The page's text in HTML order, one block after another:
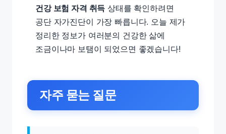
건강 보험 자격 취득 상태를 확인하려면
공단 자가진단이 가장 빠릅니다. 오늘 제가
정리한 정보가 여러분의 건강한 삶에
조금이나마 보탬이 되었으면 좋겠습니다!
자주 묻는 질문